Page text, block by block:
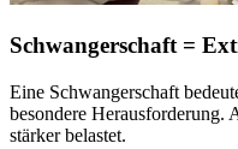
Schwangerschaft =
Eine Schwangerschaft
besondere Herausforderung.
stärker belastet.